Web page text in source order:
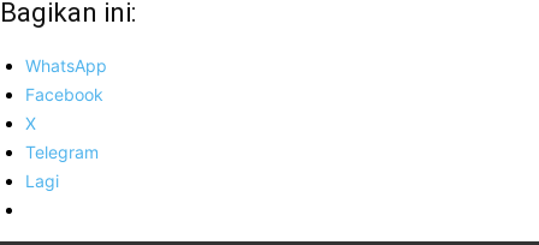
Bagikan ini:
WhatsApp
Facebook
X
Telegram
Lagi